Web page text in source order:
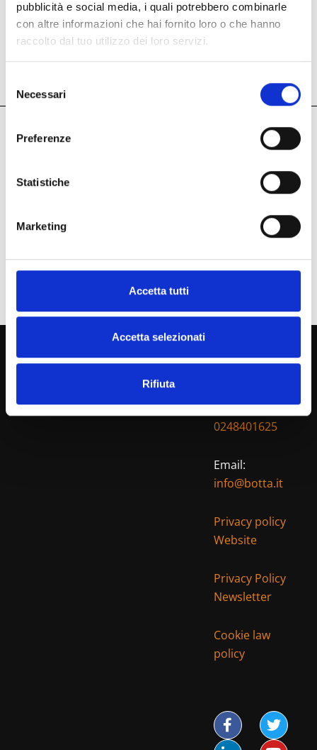
pubblicità e social media, i quali potrebbero combinarle
con altre informazioni che hai fornito loro o che hanno
raccolto dal tuo utilizzo dei loro servizi.
delNecessari
Preferenze
Statistiche
Marketing
Accetta tutti
Accetta selezionati
Rifiuta
BOTTA
Contact Us!
Phone:+39
0248401625
Email:
info@botta.it
Privacy policy
Website
Privacy Policy
Newsletter
Cookie law
policy